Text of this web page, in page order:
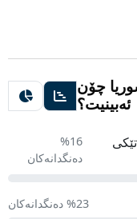
چۆن
ئەبینیت؟
%16
دەنگدانەکان
%23 دەنگدانەکان